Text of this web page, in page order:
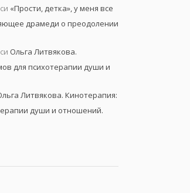
«Прости, детка», у меня все
драмеди о преодолении
Ольга Литвякова.
для психотерапии души и
Литвякова. Кинотерапия:
души и отношений.